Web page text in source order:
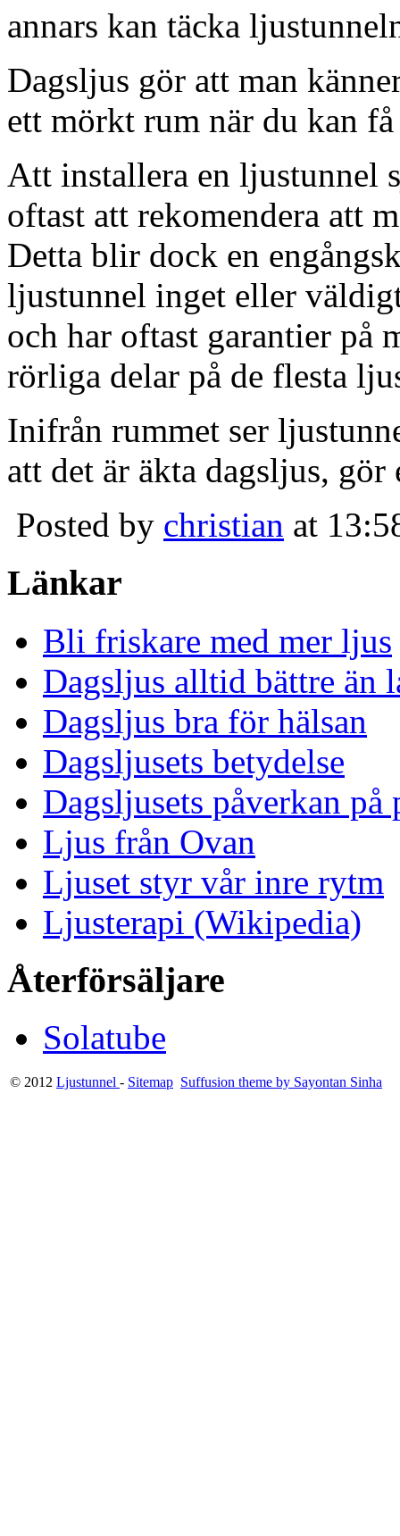
annars kan täcka
Dagsljus gör att man
ett mörkt rum när du kan
Att installera en ljustunnel
oftast att rekomendera att
Detta blir dock en
ljustunnel inget eller
och har oftast garantier på
rörliga delar på de flesta
Inifrån rummet ser
att det är äkta dagsljus,
Posted by christian at
Länkar
Bli friskare med mer ljus
Dagsljus alltid bättre än
Dagsljus bra för hälsan
Dagsljusets betydelse
Dagsljusets påverkan på
Ljus från Ovan
Ljuset styr vår inre rytm
Ljusterapi (Wikipedia)
Återförsäljare
Solatube
© 2012 Ljustunnel - Sitemap Suffusion theme by Sayontan Sinha